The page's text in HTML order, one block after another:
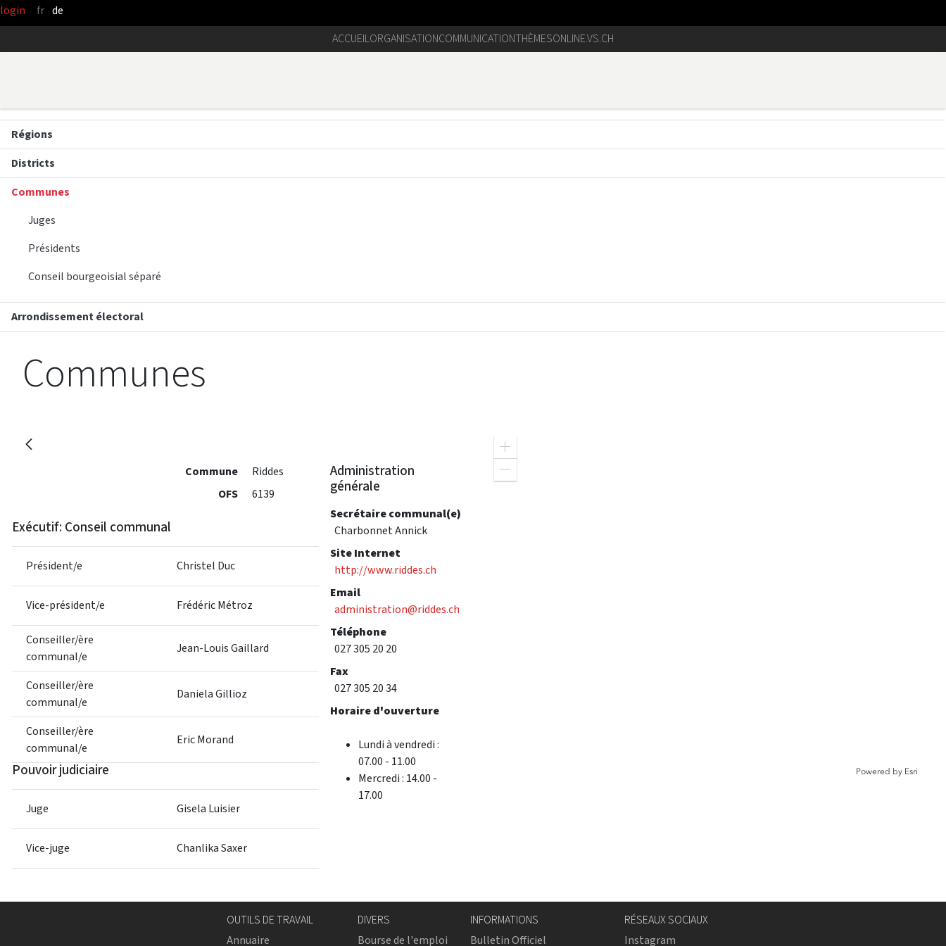
Saut au contenu principal
login fr de
ACCUEILORGANISATIONCOMMUNICATIONTHÈMESONLINE.VS.CH
Régions
Districts
Communes
Juges
Présidents
Conseil bourgeoisial séparé
Arrondissement électoral
Communes
Commune
Riddes
OFS
6139
Exécutif: Conseil communal
Président/e Christel Duc
Vice-président/e Frédéric Métroz
Conseiller/ère
communal/e
Jean-Louis Gaillard
Conseiller/ère
communal/e
Daniela Gillioz
Conseiller/ère
communal/e
Eric Morand
Pouvoir judiciaire
Juge Gisela Luisier
Vice-juge Chanlika Saxer
Administration
générale
Secrétaire communal(e)
Charbonnet Annick
Site Internet
http://www.riddes.ch
Email
administration@riddes.ch
Téléphone
027 305 20 20
Fax
027 305 20 34
Horaire d'ouverture
Lundi à vendredi :
07.00 - 11.00
Mercredi : 14.00 -
17.00
Z
m
o
Powered by Esri
OUTILS DE TRAVAIL
Annuaire
DIVERS
Bourse de l'emploi
INFORMATIONS
Bulletin Officiel
RÉSEAUX SOCIAUX
Instagram